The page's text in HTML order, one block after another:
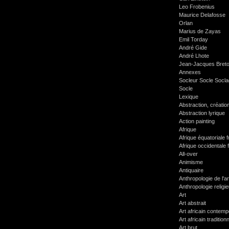
Leo Frobenius
Maurice Delafosse
Orlan
Marius de Zayas
Emil Torday
André Gide
André Lhote
Jean-Jacques
Annexes
Socleur Socle
Socle
Lexique
Abstraction,
Abstraction lyrique
Action painting
Afrique
Afrique équatoriale
Afrique occidentale
All-over
Animisme
Antiquaire
Anthropologie de
Anthropologie
Art
Art abstrait
Art africain
Art africain
Art brut